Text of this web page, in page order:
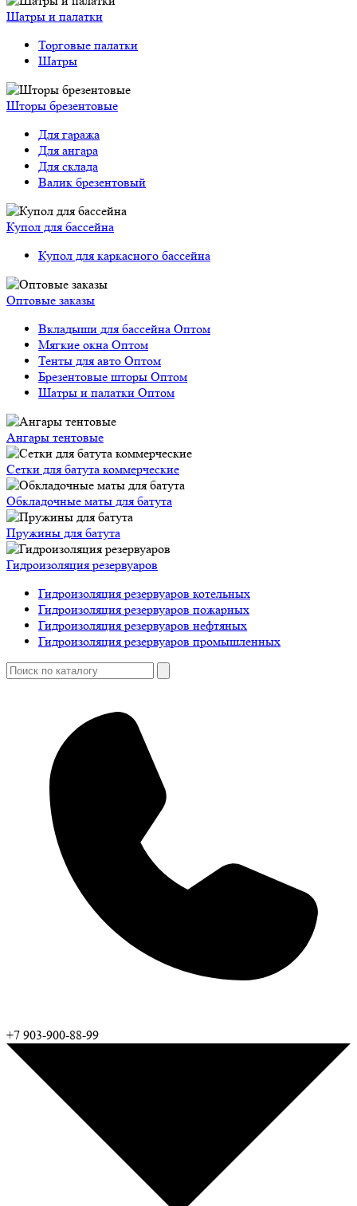
Шатры и палатки
Торговые палатки
Шатры
Шторы брезентовые
Для гаража
Для ангара
Для склада
Валик брезентовый
Купол для бассейна
Купол для каркасного бассейна
Оптовые заказы
Вкладыши для бассейна Оптом
Мягкие окна Оптом
Тенты для авто Оптом
Брезентовые шторы Оптом
Шатры и палатки Оптом
Ангары тентовые
Сетки для батута коммерческие
Обкладочные маты для батута
Пружины для батута
Гидроизоляция резервуаров
Гидроизоляция резервуаров котельных
Гидроизоляция резервуаров пожарных
Гидроизоляция резервуаров нефтяных
Гидроизоляция резервуаров промышленных
+7 903-900-88-99